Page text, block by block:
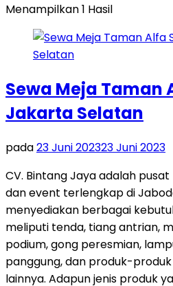
Menampilkan 1 Hasil
Sewa Meja Taman
Jakarta Selatan
pada23 Juni 202323 Juni 2023
CV. Bintang Jaya adalah
dan event terlengkap di
menyediakan berbagai
meliputi tenda, tiang antrian,
podium, gong peresmian,
panggung, dan produk-
lainnya. Adapun jenis produk